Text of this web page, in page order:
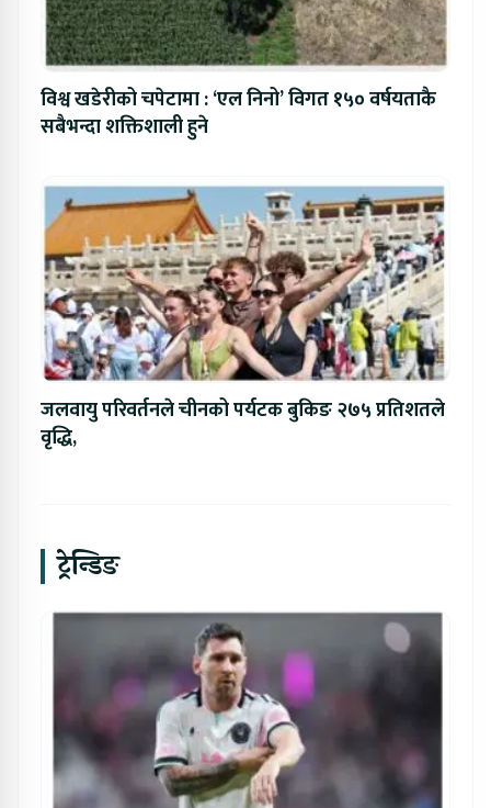
विश्व खडेरीको चपेटामा : ‘एल निनो’ विगत १५० वर्षयताकै
सबैभन्दा शक्तिशाली हुने
जलवायु परिवर्तनले चीनको पर्यटक बुकिङ २७५ प्रतिशतले
वृद्धि,
ट्रेन्डिङ